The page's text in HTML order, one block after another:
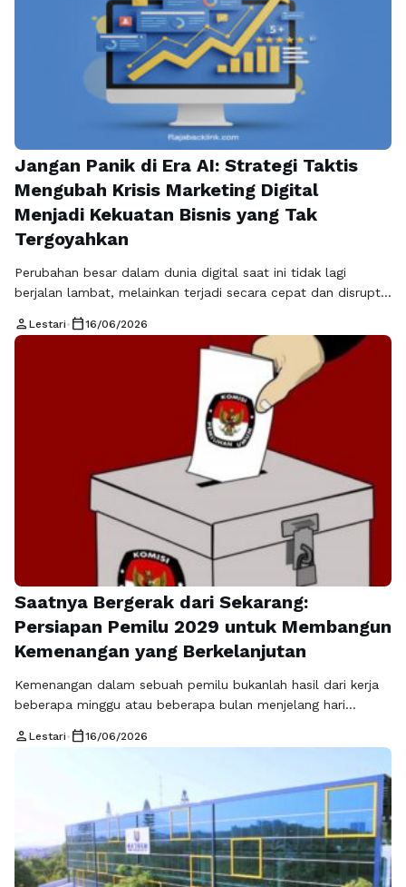
penting. Salah satu pilihan terbaik yang layak
dipertimbangkan adalah …Baca Selengkapnya
Jangan Panik di Era AI: Strategi Taktis
Mengubah Krisis Marketing Digital
Menjadi Kekuatan Bisnis yang Tak
Tergoyahkan
Perubahan besar dalam dunia digital saat ini tidak lagi
berjalan lambat, melainkan terjadi secara cepat dan disruptif.
serta perubahan perilaku konsumen telah menciptakan
lanskap baru yang jauh lebih kompetitif dibandingkan
sebelumnya. Dalam kondisi ini, banyak bisnis menghadapi
situasi yang dikenal sebagai krisis marketing digital, yaitu
keadaan ketika strategi pemasaran …Baca Selengkapnya
person Lestari• calendar_today16/06/2026
Saatnya Bergerak dari Sekarang:
Persiapan Pemilu 2029 untuk Membangun
Kemenangan yang Berkelanjutan
Kemenangan dalam sebuah pemilu bukanlah hasil dari kerja
beberapa minggu atau beberapa bulan menjelang hari
panjang yang penuh perencanaan, konsistensi, dan
masyarakat. Inilah alasan mengapa persiapan pemilu 2029
menjadi langkah yang sangat penting bagi setiap kandidat,
partai politik, maupun tim pemenangan yang ingin …Baca
Selengkapnya
person Lestari• calendar_today16/06/2026